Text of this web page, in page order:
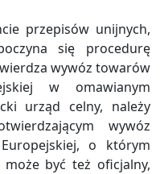
przepisów unijnych,
się procedurę
wywóz towarów
w omawianym
urząd celny, należy
wywóz
o którym
być też oficjalny,